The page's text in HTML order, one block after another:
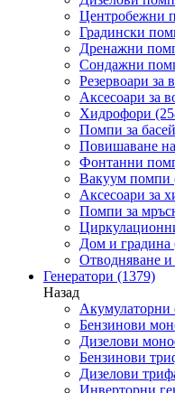
Центробежни
Градински
Дренажни
Сондажни
Резервоари за
Аксесоари за
Хидрофори
Помпи за
Повишаване
Фонтанни
Вакуум помпи
Аксесоари за
Помпи за
Дом и градина
Отводняване и
Генератори (1379)
Назад
Акумулаторни
Бензинови
Дизелови
Бензинови
Дизелови
Инверторни